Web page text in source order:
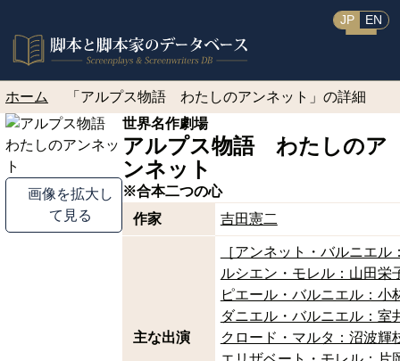
JP EN
ホーム 「アルプス物語 わたしのアンネット」の詳細
画像を拡大し
て見る
世界名作劇場
アルプス物語 わたしのア
ンネット
※合本二つの心
作家
吉田憲二
主な出演
［アンネット・バルニエル
ルシエン・モレル：山田栄
ピエール・バルニエル：小
ダニエル・バルニエル：室
クロード・マルタ：沼波輝